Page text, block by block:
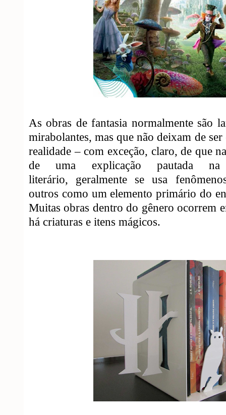
As obras de fantasia normalmente são
mirabolantes, mas que não deixam de
realidade – com exceção, claro, de que
de uma explicação pautada
literário, geralmente se usa
outros como um elemento primário do
Muitas obras dentro do gênero ocorrem
há criaturas e itens mágicos.